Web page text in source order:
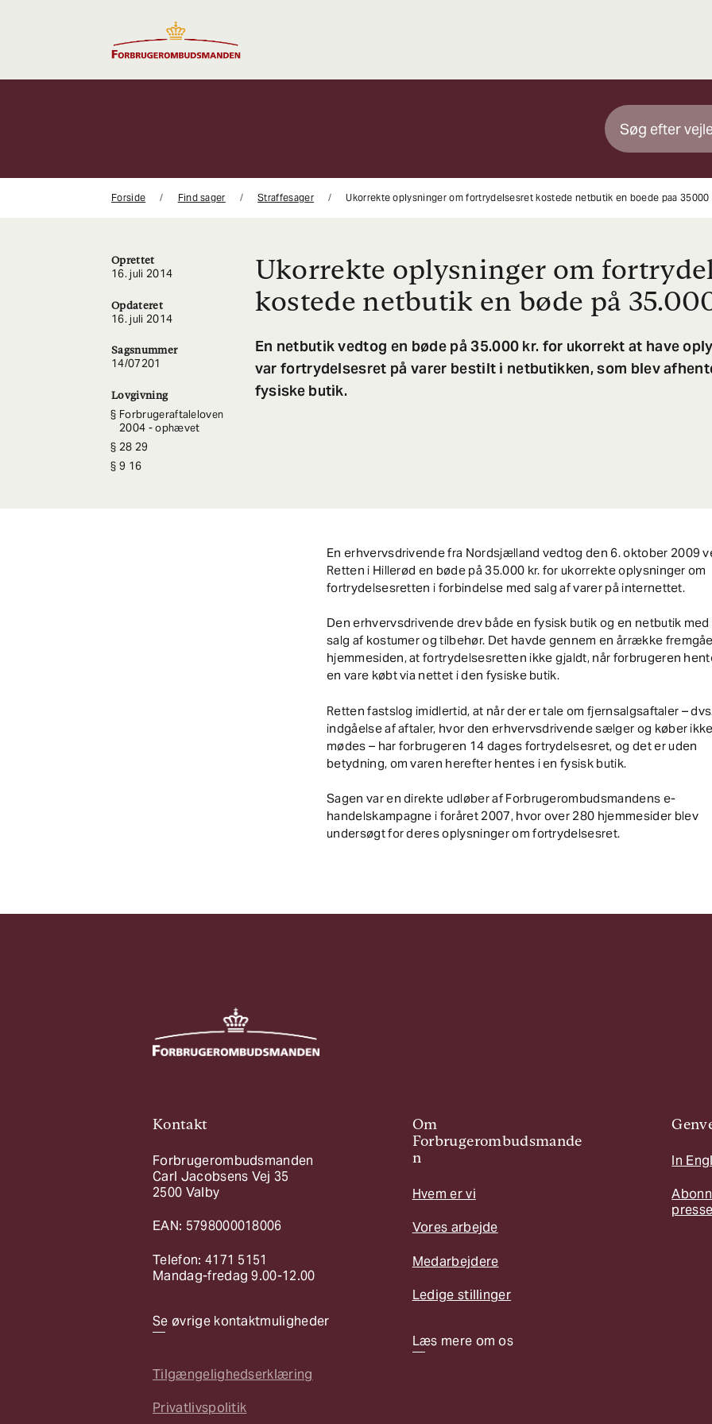
Forside Find sager Straffesager Ukorrekte oplysninger om fortrydelsesret kostede netbutik en boede paa 35000
Oprettet
16. juli 2014
Opdateret
16. juli 2014
Sagsnummer
14/07201
Lovgivning
Forbrugeraftaleloven
2004 - ophævet
28 29
9 16
Ukorrekte oplysninger om
kostede netbutik en bøde på
En netbutik vedtog en bøde på 35.000 kr. for ukorrekt at have
var fortrydelsesret på varer bestilt i netbutikken, som blev
fysiske butik.
En erhvervsdrivende fra Nordsjælland vedtog den 6. oktober 2009
Retten i Hillerød en bøde på 35.000 kr. for ukorrekte oplysninger om
fortrydelsesretten i forbindelse med salg af varer på internettet.
Den erhvervsdrivende drev både en fysisk butik og en netbutik med
salg af kostumer og tilbehør. Det havde gennem en årrække
hjemmesiden, at fortrydelsesretten ikke gjaldt, når forbrugeren
en vare købt via nettet i den fysiske butik.
Retten fastslog imidlertid, at når der er tale om fjernsalgsaftaler –
indgåelse af aftaler, hvor den erhvervsdrivende sælger og køber
mødes – har forbrugeren 14 dages fortrydelsesret, og det er uden
betydning, om varen herefter hentes i en fysisk butik.
Sagen var en direkte udløber af Forbrugerombudsmandens e-
handelskampagne i foråret 2007, hvor over 280 hjemmesider blev
undersøgt for deres oplysninger om fortrydelsesret.
Kontakt
Forbrugerombudsmanden
Carl Jacobsens Vej 35
2500 Valby
EAN: 5798000018006
Telefon: 4171 5151
Mandag-fredag 9.00-12.00
Se øvrige kontaktmuligheder
Tilgængelighedserklæring
Privatlivspolitik
Om
Forbrugerombudsmande
n
Hvem er vi
Vores arbejde
Medarbejdere
Ledige stillinger
Læs mere om os
In